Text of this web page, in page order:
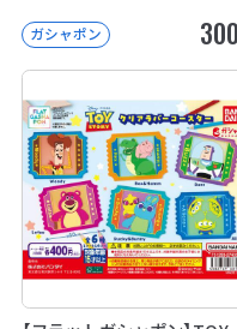
ガシャポン 300